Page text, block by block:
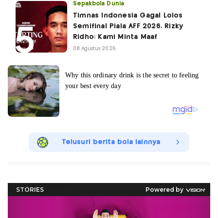
Sepakbola Dunia
Timnas Indonesia Gagal Lolos
Semifinal Piala AFF 2026, Rizky
Ridho: Kami Minta Maaf
08 Agustus 2026
Telusuri berita bola lainnya